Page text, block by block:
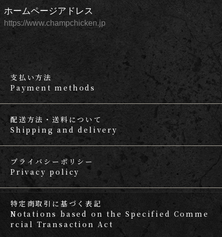
ホームページアドレス
https://www.champchicken.jp
支払い方法
Payment methods
配送方法・送料について
Shipping and delivery
プライバシーポリシー
Privacy policy
特定商取引に基づく表記
Notations based on the Specified Comme
rcial Transaction Act